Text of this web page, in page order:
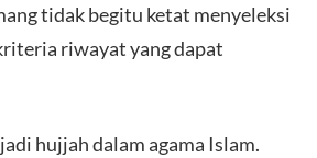
tidak begitu ketat menyeleksi
riwayat yang dapat
hujjah dalam agama Islam.